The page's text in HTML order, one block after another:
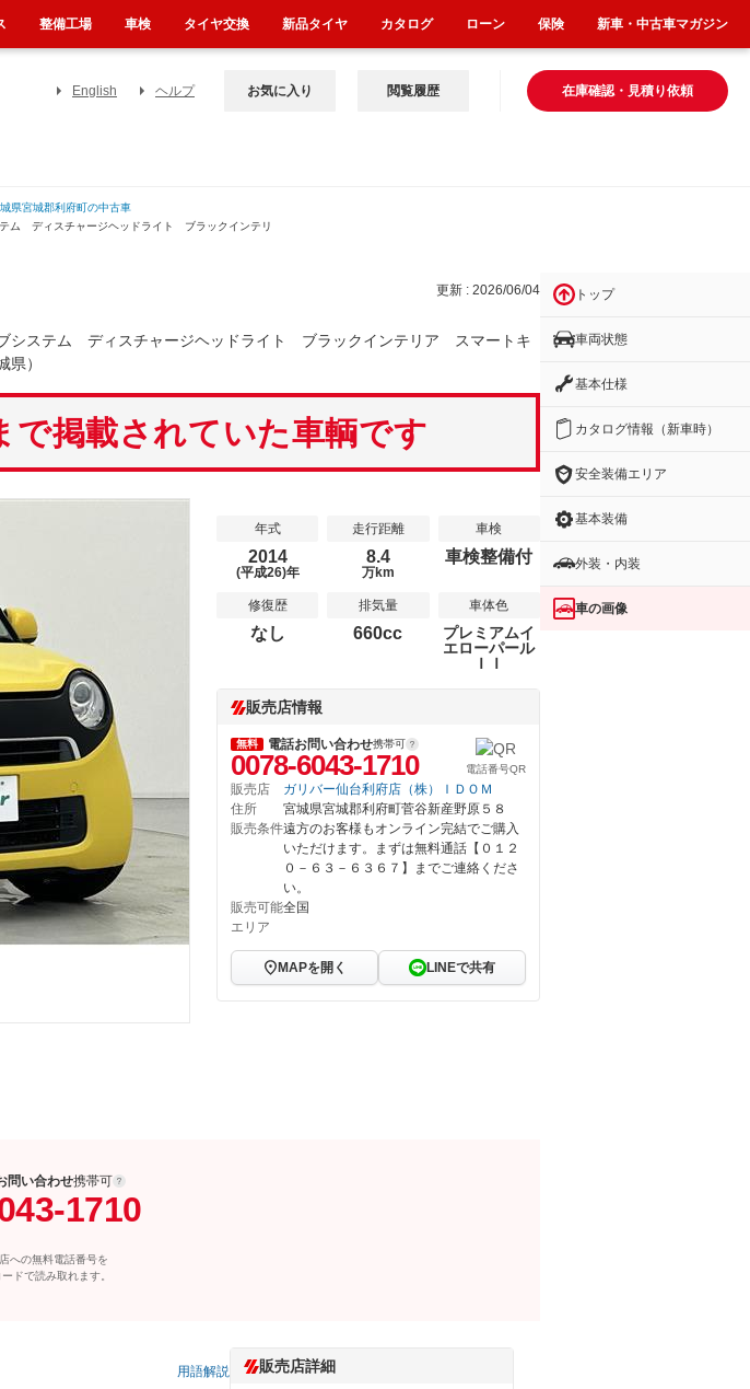
English ヘルプ 在庫確認・見積り依頼
お気に入り 閲覧履歴
県宮城郡利府町の中古車
ム ディスチャージヘッドライト ブラックインテリ
更新 : 2026/06/04
ステム ディスチャージヘッドライト ブラックインテリア スマートキ
）
で掲載されていた車輌です
年式
2014
(平成26)年
走行距離
8.4
万km
車検
車検整備付
修復歴
なし
排気量
660cc
車体色
プレミアムイ
エローパール
ＩＩ
販売店情報
無料 電話お問い合わせ携帯可
0078-6043-1710 電話番号QR
販売店
ガリバー仙台利府店（株）ＩＤＯＭ
住所
宮城県宮城郡利府町菅谷新産野原５８
販売条件遠方のお客様もオンライン完結でご購入
いただけます。まずは無料通話【０１２
０－６３－６３６７】までご連絡くださ
い。
販売可能
エリア
全国
MAPを開く LINEで共有
問い合わせ携帯可
1710
への無料電話番号を
ドで読み取れます。
用語解説 販売店詳細
トップ
車両状態
基本仕様
カタログ情報（新車時）
安全装備エリア
基本装備
外装・内装
車の画像
整備工場 車検 タイヤ交換 新品タイヤ カタログ ローン 保険 新車・中古車マガジン